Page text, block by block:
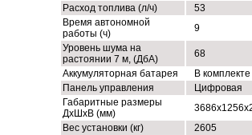
Расход топлива (л/ч)
53
Время автономной
работы (ч)
9
Уровень шума на
растоянии 7 м, (ДбА)
68
Аккумуляторная батарея
В комплекте
Панель управления
Цифровая
Габаритные размеры
ДхШхВ (мм)
Вес установки (кг)
2605